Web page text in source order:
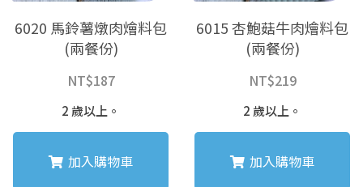
6020 馬鈴薯燉肉燴料包
(兩餐份)
NT$187
2 歲以上。
加入購物車
6015 杏鮑菇牛肉燴料包
(兩餐份)
NT$219
2 歲以上。
加入購物車